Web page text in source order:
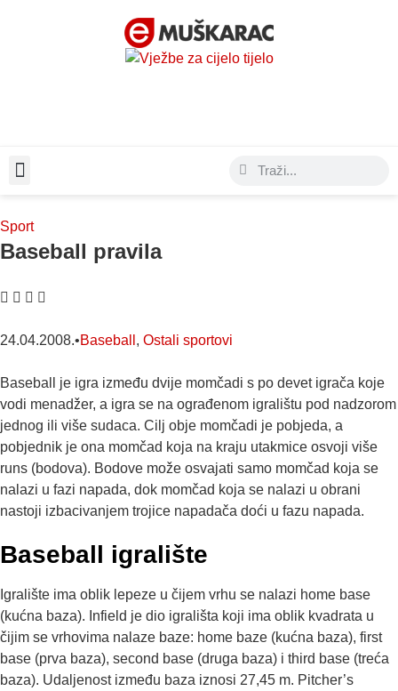
Sport
Baseball pravila
24.04.2008.•Baseball , Ostali sportovi
Baseball je igra između dvije momčadi s po devet igrača koje
vodi menadžer, a igra se na ograđenom igralištu pod nadzorom
jednog ili više sudaca. Cilj obje momčadi je pobjeda, a
pobjednik je ona momčad koja na kraju utakmice osvoji više
runs (bodova). Bodove može osvajati samo momčad koja se
nalazi u fazi napada, dok momčad koja se nalazi u obrani
nastoji izbacivanjem trojice napadača doći u fazu napada.
Baseball igralište
Igralište ima oblik lepeze u čijem vrhu se nalazi home base
(kućna baza). Infield je dio igrališta koji ima oblik kvadrata u
čijim se vrhovima nalaze baze: home baze (kućna baza), first
base (prva baza), second base (druga baza) i third base (treća
baza). Udaljenost između baza iznosi 27,45 m. Pitcher’s